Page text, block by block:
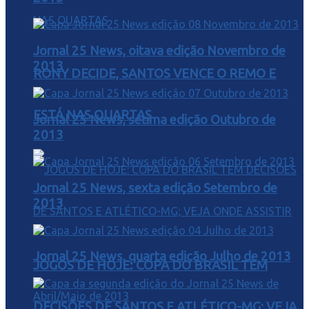
RONY DECIDE, SANTOS VENCE O REMO E
ESTÁ NAS QUARTAS
JOGOS DE HOJE: COPA DO BRASIL TEM
Jornal 25 News, oitava edição Novembro de
2013
Jornal 25 News, sétima edição Outubro de
2013
Jornal 25 News, sexta edição Setembro de
2013
Jornal 25 News, quarta edição Julho de 2013